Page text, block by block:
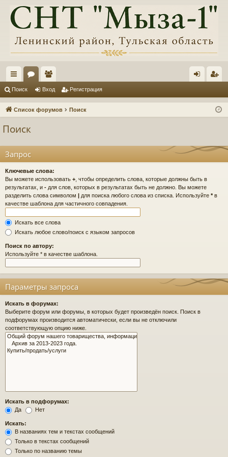
с
ы ум
ол
ьз д ис
ия
Поиск Вход Регистрация
Список форумов Поиск
Поиск
Запрос
Ключевые слова:
Вы можете использовать + , чтобы определить слова, которые должны быть в
результатах, и - для слов, которых в результатах быть не должно. Вы можете
разделить слова символом | для поиска любого слова из списка. Используйте *в
качестве шаблона для частичного совпадения.
Искать все слова
Искать любое слово/поиск с языком запросов
Поиск по автору:
Используйте * в качестве шаблона.
Параметры запроса
Искать в форумах:
Выберите форум или форумы, в которых будет произведён поиск. Поиск в
подфорумах производится автоматически, если вы не отключили
соответствующую опцию ниже.
Искать в подфорумах:
Да
Нет
Искать:
В названиях тем и текстах сообщений
Только в текстах сообщений
Только по названию темы